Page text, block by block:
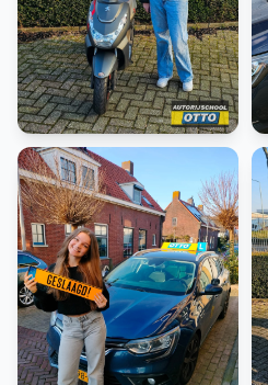
Scooter